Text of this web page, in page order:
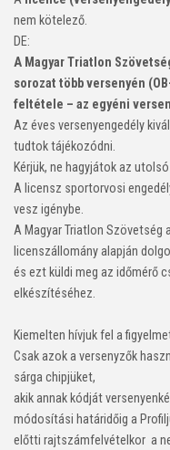
nem kötelező.
DE:
A Magyar Triatlon
sorozat több versenyén
feltétele – az egyéni
Az éves versenyengedély
tudtok tájékozódni.
Kérjük, ne hagyjátok az
A licensz sportorvosi
vesz igénybe.
A Magyar Triatlon
licenszállomány alapján
és ezt küldi meg az időmérő
elkészítéséhez.
Kiemelten hívjuk fel a
Csak azok a versenyzők
sárga chipjüket,
akik annak kódját
módosítási határidőig a
előtti rajtszámfelvételkor a